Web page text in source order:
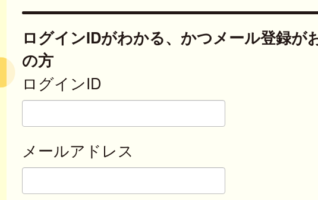
ログインIDがわかる、かつメール登録が
の方
ログインID
メールアドレス